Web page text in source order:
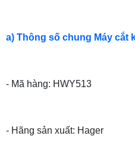
a) Thông số chung Máy cắt
- Mã hàng: HWY513
- Hãng sản xuất: Hager